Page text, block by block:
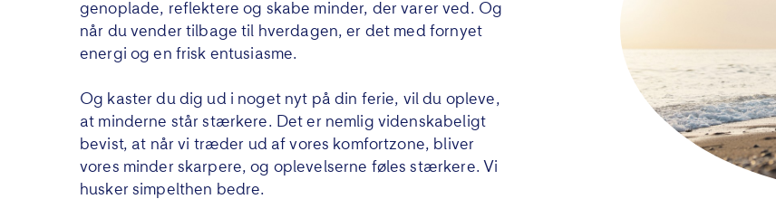
genoplade, reflektere og skabe minder, der varer ved. Og
når du vender tilbage til hverdagen, er det med fornyet
energi og en frisk entusiasme.
Og kaster du dig ud i noget nyt på din ferie, vil du opleve,
at minderne står stærkere. Det er nemlig videnskabeligt
bevist, at når vi træder ud af vores komfortzone, bliver
vores minder skarpere, og oplevelserne føles stærkere. Vi
husker simpelthen bedre.